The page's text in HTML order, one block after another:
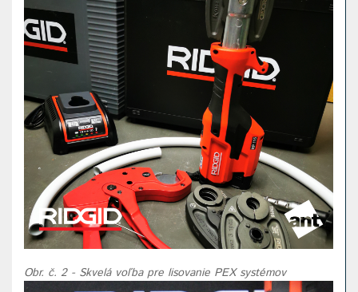
Obr. č. 2 - Skvelá voľba pre lisovanie PEX systémov